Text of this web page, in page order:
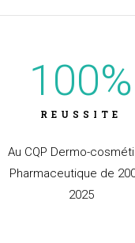
100%
REUSSITE
Au CQP Dermo-
Pharmaceutique de
2025